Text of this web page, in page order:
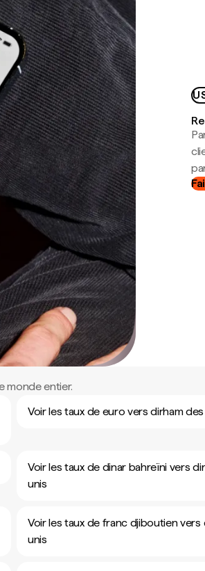
monde entier.
Voir les taux de euro vers dirham
Voir les taux de dinar bahreïni vers
unis
Voir les taux de franc djiboutien vers
unis